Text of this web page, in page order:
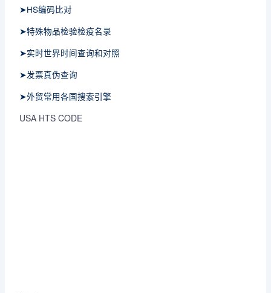
➤HS编码比对
➤特殊物品检验检疫名录
➤实时世界时间查询和对照
➤发票真伪查询
➤外贸常用各国搜索引擎
USA HTS CODE